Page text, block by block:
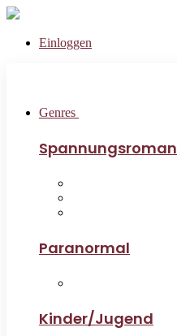
Einloggen
Genres
Spannungsroman
Paranormal
Kinder/Jugend